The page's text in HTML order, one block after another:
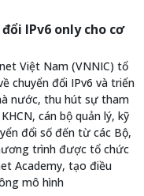
IPv6 only cho cơ
Việt Nam (VNNIC) tổ
chuyển đổi IPv6 và triển
nước, thu hút sự tham
cán bộ quản lý, kỹ
đổi số đến từ các Bộ,
trình được tổ chức
Academy, tạo điều
mô hình